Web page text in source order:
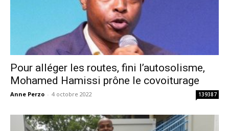
Pour alléger les routes, fini l’autosolisme,
Mohamed Hamissi prône le covoiturage
Anne Perzo - 4 octobre 2022 139387